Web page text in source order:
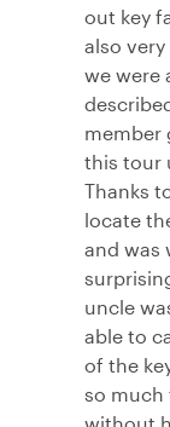
out key
also
we were
member
this tour
Thanks
locate
and was
uncle
able to
of the
so much